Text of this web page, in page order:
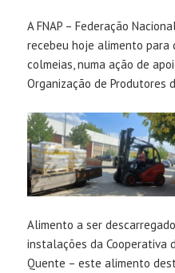
A FNAP – Federação
recebeu hoje alimento
colmeias, numa ação de
Organização de Produtores
Alimento a ser
instalações da Cooperativa
Quente – este alimento